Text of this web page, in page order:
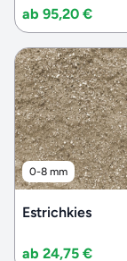
ab 95,20 €
0-8 mm
Estrichkies
ab 24,75 €